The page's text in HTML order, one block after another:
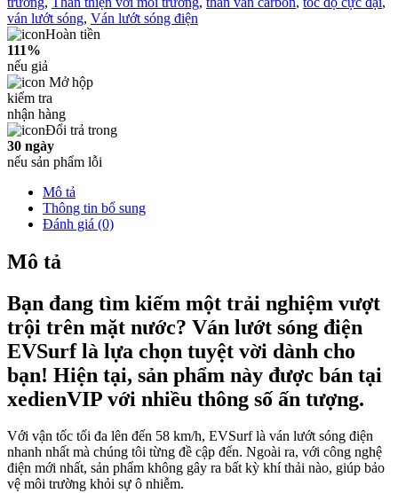
ván lướt sóng, Ván lướt sóng điện
Hoàn tiền
111%
nếu giả
Mở hộp
kiểm tra
nhận hàng
Đổi trả trong
30 ngày
nếu sản phẩm lỗi
Mô tả
Thông tin bổ sung
Đánh giá (0)
Mô tả
Bạn đang tìm kiếm một trải nghiệm vượt
trội trên mặt nước? Ván lướt sóng điện
EVSurf là lựa chọn tuyệt vời dành cho
bạn! Hiện tại, sản phẩm này được bán tại
xedienVIP với nhiều thông số ấn tượng.
Với vận tốc tối đa lên đến 58 km/h, EVSurf là ván lướt sóng điện
nhanh nhất mà chúng tôi từng đề cập đến. Ngoài ra, với công nghệ
điện mới nhất, sản phẩm không gây ra bất kỳ khí thải nào, giúp bảo
vệ môi trường khỏi sự ô nhiễm.